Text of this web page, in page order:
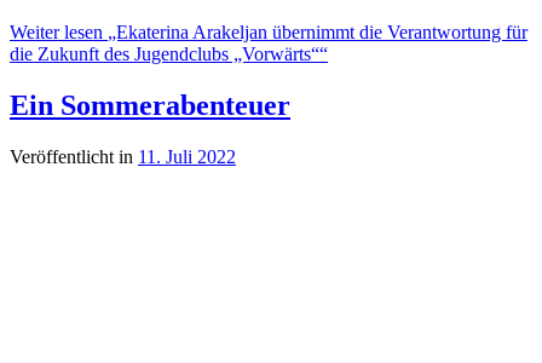
Weiter lesen „Ekaterina Arakeljan übernimmt die Verantwortung für
die Zukunft des Jugendclubs „Vorwärts““
Ein Sommerabenteuer
Veröffentlicht in 11. Juli 2022